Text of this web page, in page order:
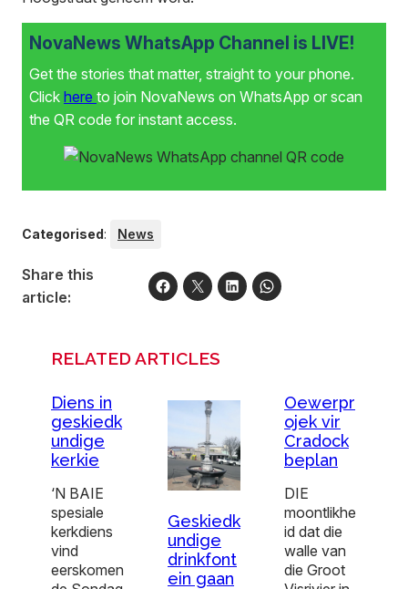
NovaNews WhatsApp Channel is LIVE!
Get the stories that matter, straight to your phone.
Click here to join NovaNews on WhatsApp or scan
the QR code for instant access.
Categorised: News
Share this
article:
RELATED ARTICLES
Diens in
geskiedk
undige
kerkie
‘N BAIE
spesiale
kerkdiens
vind
eerskomen
Geskiedk
undige
drinkfont
ein gaan
Oewerpr
ojek vir
Cradock
beplan
DIE
moontlikhe
id dat die
walle van
die Groot